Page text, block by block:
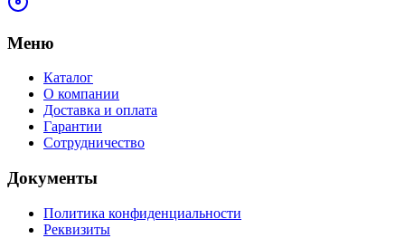
Меню
Каталог
О компании
Доставка и оплата
Гарантии
Сотрудничество
Документы
Политика конфиденциальности
Реквизиты